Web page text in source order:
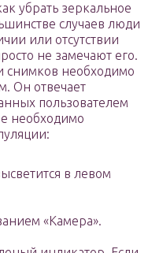
убрать зеркальное
случаев люди
или отсутствии
не замечают его.
снимков необходимо
Он отвечает
пользователем
необходимо
в левом
«Камера».